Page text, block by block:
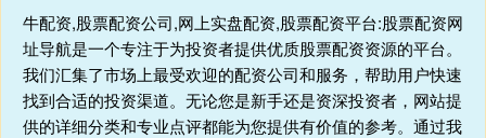
牛配资,股票配资公司,网上实盘配资,股票配资平台:股票配资网
址导航是一个专注于为投资者提供优质股票配资资源的平台。
我们汇集了市场上最受欢迎的配资公司和服务，帮助用户快速
找到合适的投资渠道。无论您是新手还是资深投资者，网站提
供的详细分类和专业点评都能为您提供有价值的参考。通过我